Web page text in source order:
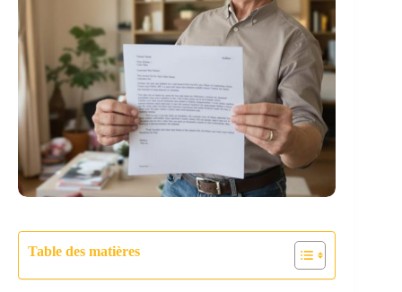
Table des matières